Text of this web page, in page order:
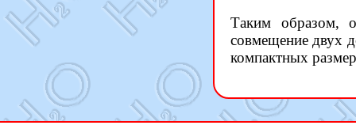
Таким образом,
совмещение двух
компактных